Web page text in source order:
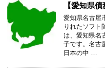
【愛知県
愛知県名古屋
りれたソフト
は、愛知県名
子です。名古
日本の中 …